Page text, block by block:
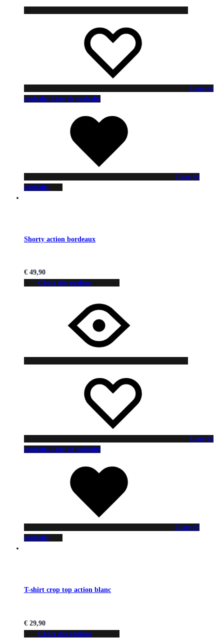
Liste de
souhaits Liste de souhaits
Liste de
souhaits
Shorty action bordeaux
€ 49,90
Choix des options
Liste de
souhaits Liste de souhaits
Liste de
souhaits
T-shirt crop top action blanc
€ 29,90
Choix des options